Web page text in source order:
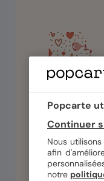
Popcarte
Continuer
Nous
afin
notre